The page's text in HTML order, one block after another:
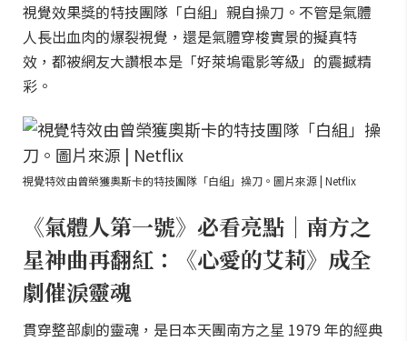
視覺效果獎的特技團隊「白組」親自操刀。不管是氣體
人長出血肉的爆裂視覺，還是氣體穿梭實景的擬真特
效，都被網友大讚根本是「好萊塢電影等級」的震撼精
彩。
視覺特效由曾榮獲奧斯卡的特技團隊「白組」操刀。圖片來源 | Netflix
《氣體人第一號》必看亮點｜南方之
星神曲再翻紅：《心愛的艾莉》成全
劇催淚靈魂
貫穿整部劇的靈魂，是日本天團南方之星 1979 年的經典